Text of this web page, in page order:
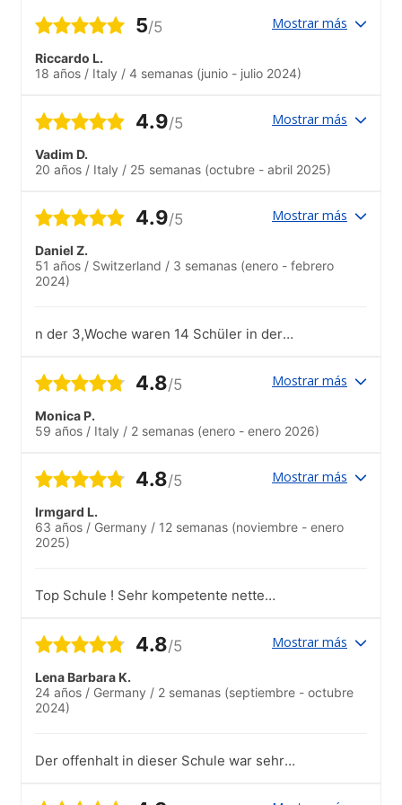
5/5 Mostrar más
Riccardo L.
18 años / Italy / 4 semanas (junio - julio 2024)
4.9/5 Mostrar más
Vadim D.
20 años / Italy / 25 semanas (octubre - abril 2025)
4.9/5 Mostrar más
Daniel Z.
51 años / Switzerland / 3 semanas (enero - febrero
2024)
n der 3,Woche waren 14 Schüler in der
4.8/5 Mostrar más
Monica P.
59 años / Italy / 2 semanas (enero - enero 2026)
4.8/5 Mostrar más
Irmgard L.
63 años / Germany / 12 semanas (noviembre - enero
2025)
Top Schule ! Sehr kompetente nette
4.8/5 Mostrar más
Lena Barbara K.
24 años / Germany / 2 semanas (septiembre - octubre
2024)
Der offenhalt in dieser Schule war sehr